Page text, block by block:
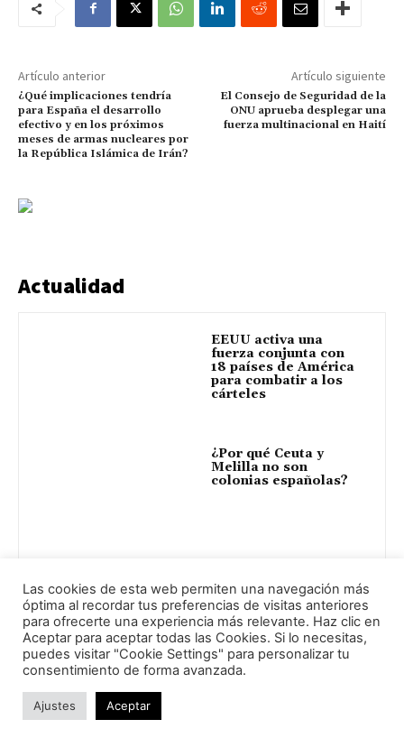
Artículo anterior
¿Qué implicaciones tendría
para España el desarrollo
efectivo y en los próximos
meses de armas nucleares por
la República Islámica de Irán?
Artículo siguiente
El Consejo de Seguridad de la
ONU aprueba desplegar una
fuerza multinacional en Haití
Actualidad
EEUU activa una
fuerza conjunta con
18 países de América
para combatir a los
cárteles
¿Por qué Ceuta y
Melilla no son
colonias españolas?
las redes de trata y a
la desinformación de
la crisis migratoria
en Ceuta
Las cookies de esta web permiten una navegación más
óptima al recordar tus preferencias de visitas anteriores
para ofrecerte una experiencia más relevante. Haz clic en
Aceptar para aceptar todas las Cookies. Si lo necesitas,
puedes visitar "Cookie Settings" para personalizar tu
consentimiento de forma avanzada.
Ajustes Aceptar